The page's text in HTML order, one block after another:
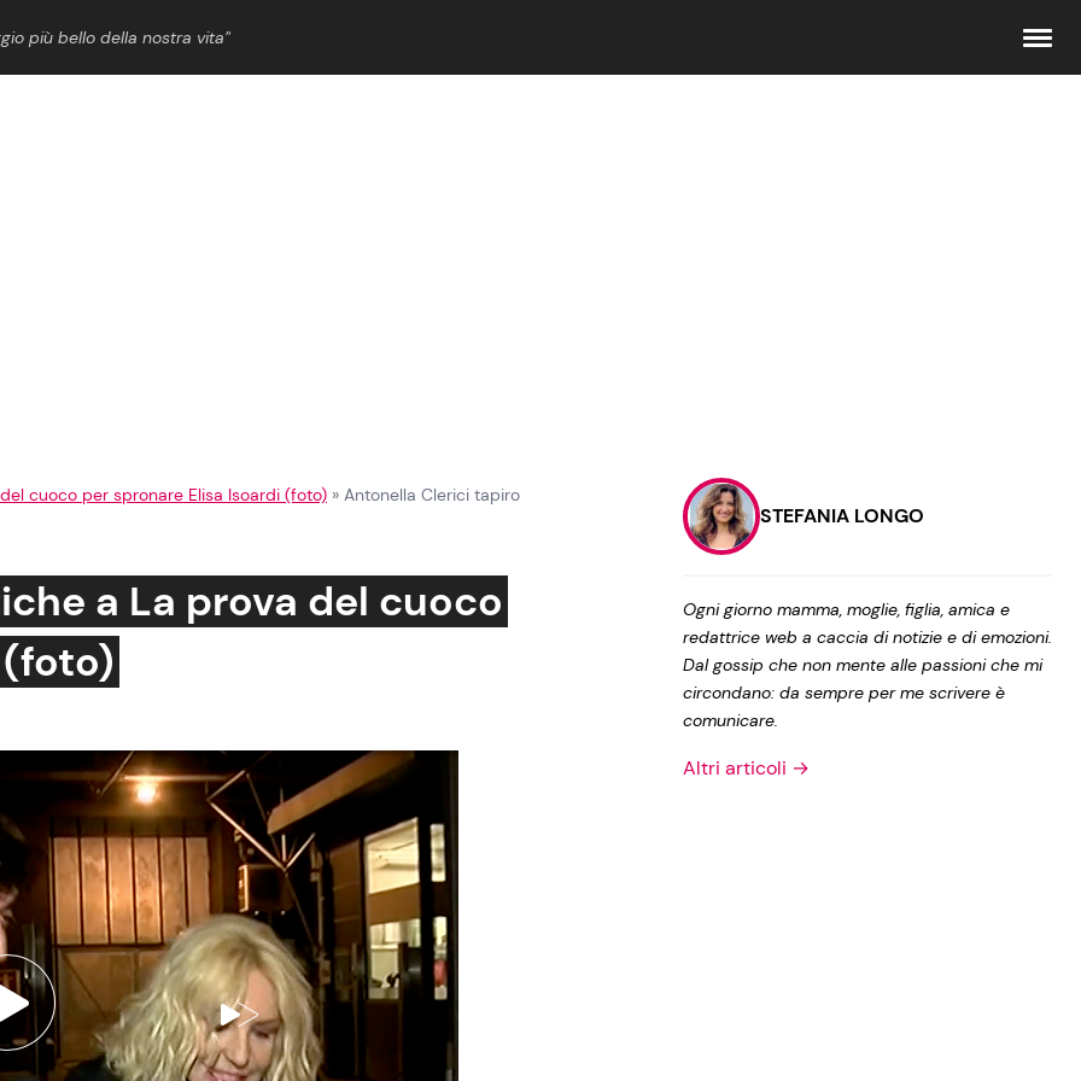
più bello della nostra vita”
Consigli di Cucina
Dolci
Le Ricette in TV
Primi Piatti
Ricette Facili e Veloci
Ricette Feste
Ricette per Bambini
Contattaci
Pubblicità
Privacy Policy
cuoco per spronare Elisa Isoardi (foto) » Antonella Clerici tapiro
a La prova del cuoco
STEFANIA LONGO
Ogni giorno mamma, moglie, figlia, amica e
redattrice web a caccia di notizie e di emozioni.
Dal gossip che non mente alle passioni che mi
circondano: da sempre per me scrivere è
comunicare.
Altri articoli →